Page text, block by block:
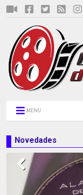
MENU
Novedades